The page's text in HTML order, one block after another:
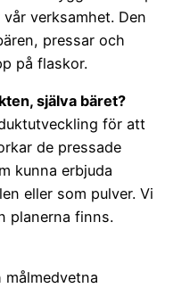
verksamhet. Den
pressar och
på flaskor.
själva bäret?
för att
de pressade
kunna erbjuda
eller som pulver. Vi
planerna finns.